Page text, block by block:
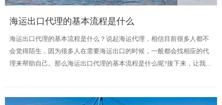
海运出口代理的基本流程是什么
海运出口代理的基本流程是什么？说起海运代理，相信目前很多人都不
会觉得陌生，因为很多人在需要海运出口的时候，一般都会找相应的代
理来帮助自己。那么海运出口代理的基本流程是什么呢?接下来，让我们